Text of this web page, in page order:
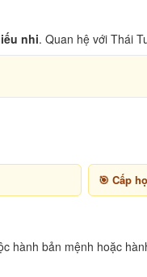
nhi. Quan hệ với Thái
Cấp
hành bản mệnh hoặc